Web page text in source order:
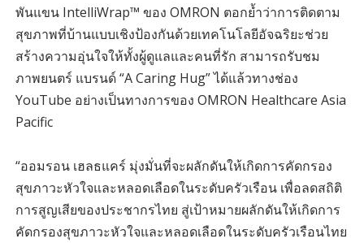
พันแขน IntelliWrap™ ของ OMRON ตอกย้ำว่าการติดตาม
สุขภาพที่บ้านแบบเชิงป้องกันด้วยเทคโนโลยีอัจฉริยะช่วย
สร้างความอุ่นใจให้ทั้งผู้ดูแลและคนที่รัก สามารถรับชม
ภาพยนตร์ แบรนด์ “A Caring Hug” ได้แล้วทางช่อง
YouTube อย่างเป็นทางการของ OMRON Healthcare Asia
Pacific
“ออมรอน เฮลธแคร์ มุ่งมั่นที่จะผลักดันให้เกิดการคัดกรอง
สุขภาวะหัวใจและหลอดเลือดในระดับครัวเรือน เพื่อลดสถิติ
การสูญเสียของประชากรไทย สู่เป้าหมายผลักดันให้เกิดการ
คัดกรองสุขภาวะหัวใจและหลอดเลือดในระดับครัวเรือนไทย